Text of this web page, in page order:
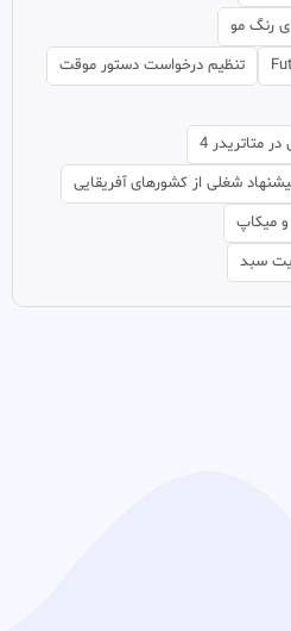
رنگ مو
تنظیم درخواست دستور موقت
متاتریدر 4
شغلی از کشورهای آفریقایی
و میکاپ
سبد